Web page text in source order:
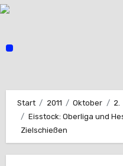
Zum
Start 2011 Oktober
2.
Eisstock: Oberliga und
Zielschießen